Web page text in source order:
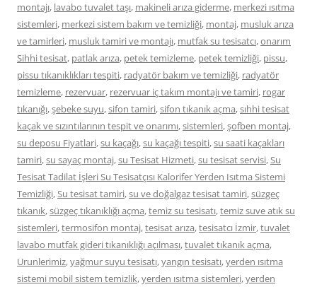
montajı, lavabo tuvalet taşı, makineli arıza giderme, merkezi ısıtma
sistemleri, merkezi sistem bakım ve temizliği, montaj, musluk arıza
ve tamirleri, musluk tamiri ve montajı, mutfak su tesisatcı,onarım
Sihhi tesisat, patlak arıza, petek temizleme, petek temizliği, pissu,
pissu tıkanıklıkları tespiti, radyatör bakım ve temizliği, radyatör
temizleme, rezervuar, rezervuar iç takım montajı ve tamiri, rogar
tıkanığı,şebeke suyu,sifon tamiri,sifon tıkanık açma,sıhhi tesisat
kaçak ve sızıntılarının tespit ve onarımı,sistemleri,şofben montaj,
su deposu Fiyatlari,su kaçağı,su kaçağı tespiti,su saati kaçakları
tamiri,su sayaç montaj,su Tesisat Hizmeti,su tesisat servisi,Su
Tesisat Tadilat İşleri Su Tesisatçısı Kalorifer Yerden Isıtma Sistemi
Temizliği,Su tesisat tamiri,su ve doğalgaz tesisat tamiri,süzgeç
tıkanık,süzgeç tıkanıklığı açma,temiz su tesisatı,temiz suve atık su
sistemleri,termosifon montaj,tesisat arıza,tesisatcı İzmir,tuvalet
lavabo mutfak gideri tıkanıklığı açılması,tuvalet tıkanık açma,
Urunlerimiz,yağmur suyu tesisatı,yangın tesisatı,yerden ısıtma
sistemi mobil sistem temizlik,yerden ısıtma sistemleri,yerden